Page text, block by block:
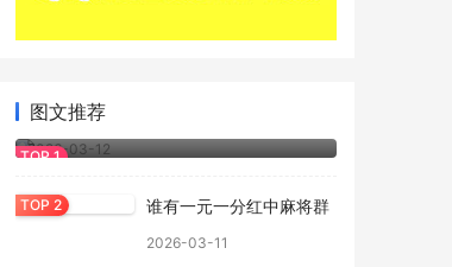
图文推荐
真人一元一分红中麻将群
2026-03-12
谁有一元一分红中麻将群
2026-03-11